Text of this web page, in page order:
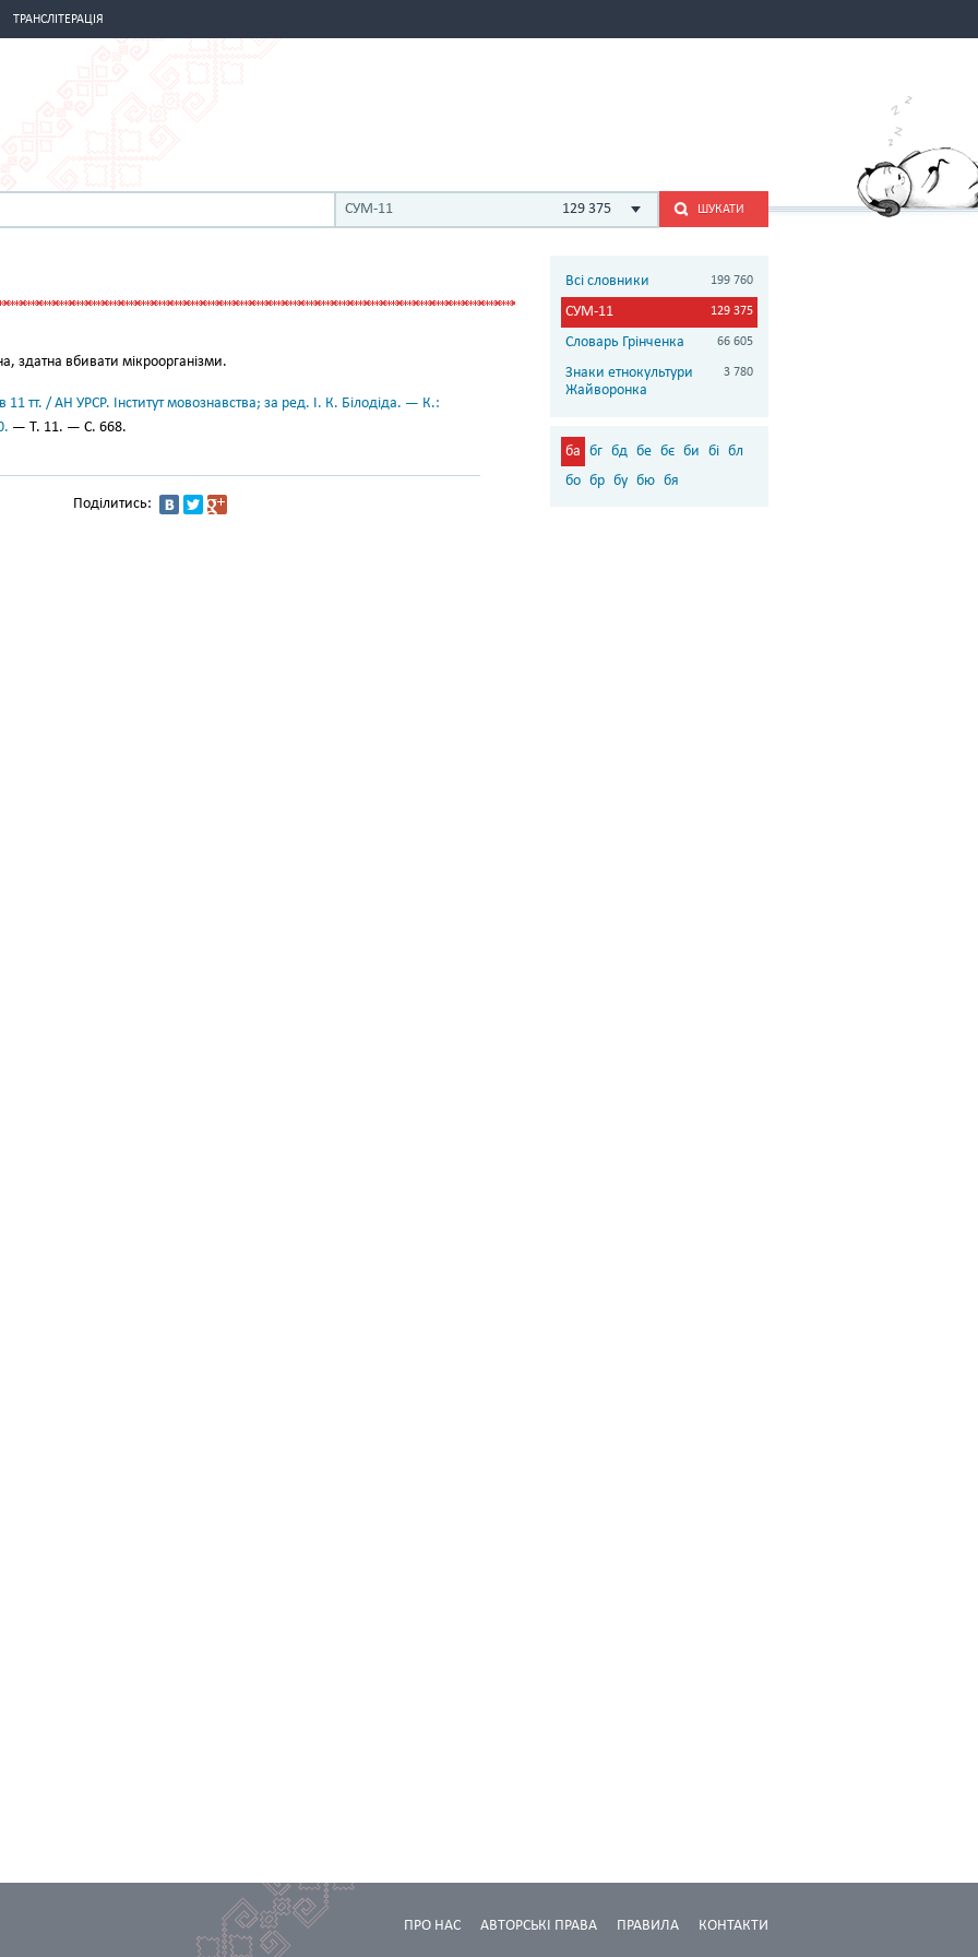
ТРАНСЛІТЕРАЦІЯ
СУМ-11 129 375 ШУКАТИ
здатна вбивати мікроорганізми.
11 тт. / АН УРСР. Інститут мовознавства; за ред. І. К. Білодіда. — К.:
— Т. 11. — С. 668.
Поділитись:
Всі словники 199 760
СУМ-11 129 375
Словарь Грінченка 66 605
Знаки етнокультури
Жайворонка
3 780
ба бг бд бе бє би бі бл
бо бр бу бю бя
КОНТАКТИ
ПРАВИЛА
АВТОРСЬКІ ПРАВА
ПРО НАС